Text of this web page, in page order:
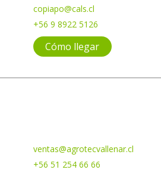
copiapo@cals.cl
+56 9 8922 5126
Cómo llegar
ventas@agrotecvallenar.cl
+56 51 254 66 66